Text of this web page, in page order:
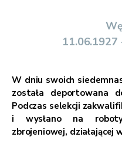
11.06.1927
W dniu swoich
została deportowana
Podczas selekcji
i wysłano na
zbrojeniowej, działającej